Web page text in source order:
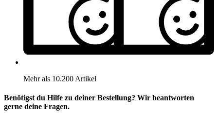
Mehr als 10.200 Artikel
Benötigst du Hilfe zu deiner Bestellung? Wir beantworten
gerne deine Fragen.